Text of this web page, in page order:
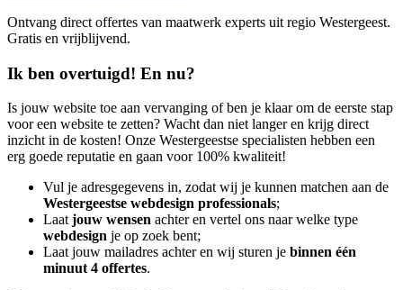
Ontvang direct offertes van maatwerk experts uit regio Westergeest.
Gratis en vrijblijvend.
Ik ben overtuigd! En nu?
Is jouw website toe aan vervanging of ben je klaar om de eerste stap
voor een website te zetten? Wacht dan niet langer en krijg direct
inzicht in de kosten! Onze Westergeestse specialisten hebben een
erg goede reputatie en gaan voor 100% kwaliteit!
Vul je adresgegevens in, zodat wij je kunnen matchen aan de
Westergeestse webdesign professionals;
Laat jouw wensen achter en vertel ons naar welke type
webdesign je op zoek bent;
Laat jouw mailadres achter en wij sturen je binnen één
minuut 4 offertes.